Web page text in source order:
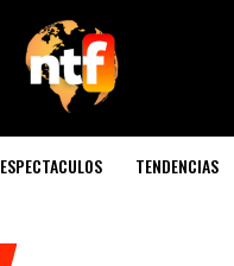
ESPECTACULOS TENDENCIAS